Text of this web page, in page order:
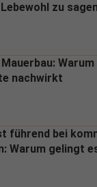
zu
nachwirkt
führend bei
Warum gelingt